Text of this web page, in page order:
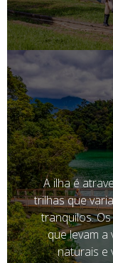
A ilha é
trilhas que
tranquilos.
que levam
naturais e